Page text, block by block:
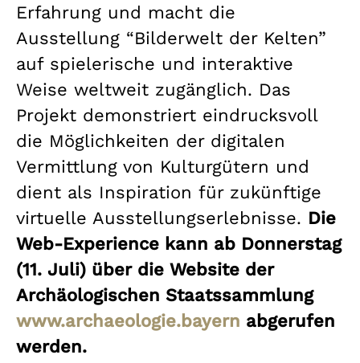
Erfahrung und macht die
Ausstellung “Bilderwelt der Kelten”
auf spielerische und interaktive
Weise weltweit zugänglich. Das
Projekt demonstriert eindrucksvoll
die Möglichkeiten der digitalen
Vermittlung von Kulturgütern und
dient als Inspiration für zukünftige
virtuelle Ausstellungserlebnisse. Die
Web-Experience kann ab Donnerstag
(11. Juli) über die Website der
Archäologischen Staatssammlung
www.archaeologie.bayern abgerufen
werden.